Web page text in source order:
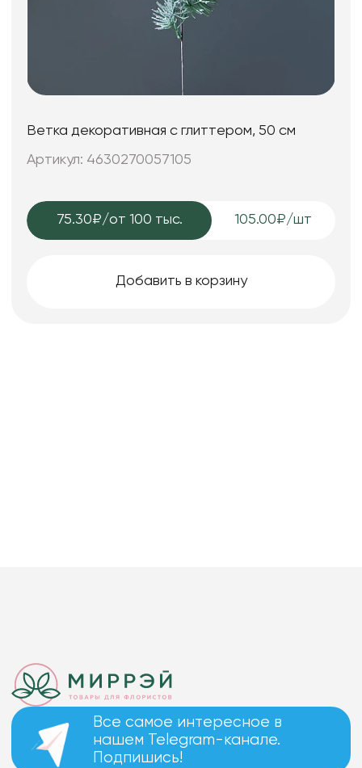
Ветка декоративная с глиттером, 50 см
Артикул: 4630270057105
75.30₽/от 100 тыс. 105.00₽/шт
Добавить в корзину
Все самое интересное в
нашем Telegram-канале.
Подпишись!